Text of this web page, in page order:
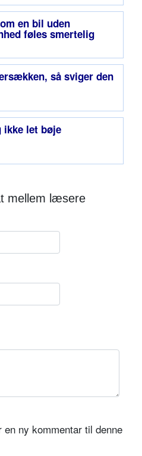
en bil uden
føles smertelig
så sviger den
ikke let bøje
mellem læsere
ny kommentar til denne